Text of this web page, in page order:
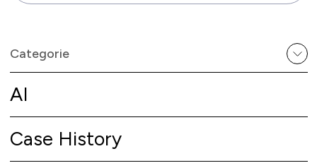
Categorie
AI
Case History